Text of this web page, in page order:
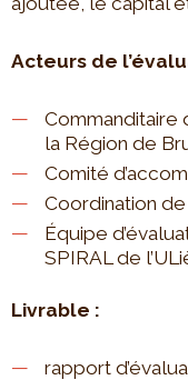
Acteurs de
Commanditaire
la Région de
Comité
Coordination de
Équipe
SPIRAL de
Livrable :
rapport